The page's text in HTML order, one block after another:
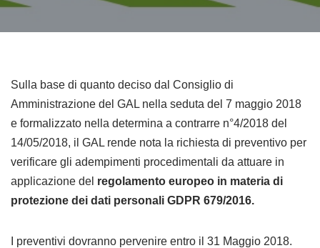
Sulla base di quanto deciso dal Consiglio di
Amministrazione del GAL nella seduta del 7 maggio 2018
e formalizzato nella determina a contrarre n°4/2018 del
14/05/2018, il GAL rende nota la richiesta di preventivo per
verificare gli adempimenti procedimentali da attuare in
applicazione del regolamento europeo in materia di
protezione dei dati personali GDPR 679/2016.
I preventivi dovranno pervenire entro il 31 Maggio 2018.